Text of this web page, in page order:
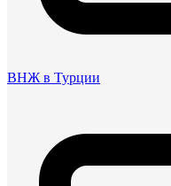
ВНЖ в Турции